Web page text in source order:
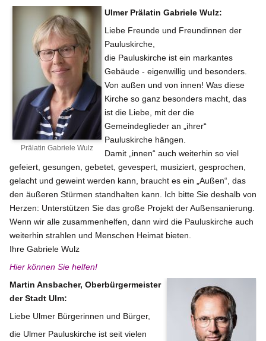
Prälatin Gabriele Wulz
Ulmer Prälatin Gabriele Wulz:
Liebe Freunde und Freundinnen der
Pauluskirche,
die Pauluskirche ist ein markantes
Gebäude - eigenwillig und besonders.
Von außen und von innen! Was diese
Kirche so ganz besonders macht, das
ist die Liebe, mit der die
Gemeindeglieder an „ihrer“
Pauluskirche hängen.
Damit „innen“ auch weiterhin so viel
gefeiert, gesungen, gebetet, gevespert, musiziert, gesprochen,
gelacht und geweint werden kann, braucht es ein „Außen“, das
den äußeren Stürmen standhalten kann. Ich bitte Sie deshalb von
Herzen: Unterstützen Sie das große Projekt der Außensanierung.
Wenn wir alle zusammenhelfen, dann wird die Pauluskirche auch
weiterhin strahlen und Menschen Heimat bieten.
Ihre Gabriele Wulz
Hier können Sie helfen!
Martin Ansbacher, Oberbürgermeister
der Stadt Ulm:
Liebe Ulmer Bürgerinnen und Bürger,
die Ulmer Pauluskirche ist seit vielen